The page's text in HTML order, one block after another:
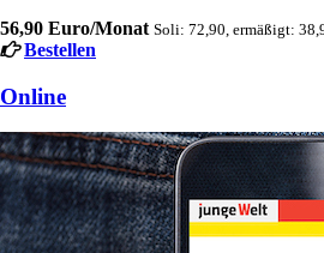
56,90 Euro/Monat Soli: 72,90, ermäßigt:
Bestellen
Online